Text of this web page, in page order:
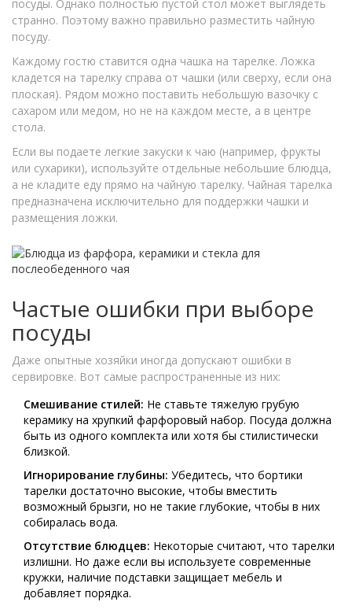
посуды. Однако полностью пустой стол может выглядеть
странно. Поэтому важно правильно разместить чайную
посуду.
Каждому гостю ставится одна чашка на тарелке. Ложка
кладется на тарелку справа от чашки (или сверху, если она
плоская). Рядом можно поставить небольшую вазочку с
сахаром или медом, но не на каждом месте, а в центре
стола.
Если вы подаете легкие закуски к чаю (например, фрукты
или сухарики), используйте отдельные небольшие блюдца,
а не кладите еду прямо на чайную тарелку. Чайная тарелка
предназначена исключительно для поддержки чашки и
размещения ложки.
Частые ошибки при выборе
посуды
Даже опытные хозяйки иногда допускают ошибки в
сервировке. Вот самые распространенные из них:
Смешивание стилей: Не ставьте тяжелую грубую
керамику на хрупкий фарфоровый набор. Посуда должна
быть из одного комплекта или хотя бы стилистически
близкой.
Игнорирование глубины: Убедитесь, что бортики
тарелки достаточно высокие, чтобы вместить
возможный брызги, но не такие глубокие, чтобы в них
собиралась вода.
Отсутствие блюдцев: Некоторые считают, что тарелки
излишни. Но даже если вы используете современные
кружки, наличие подставки защищает мебель и
добавляет порядка.